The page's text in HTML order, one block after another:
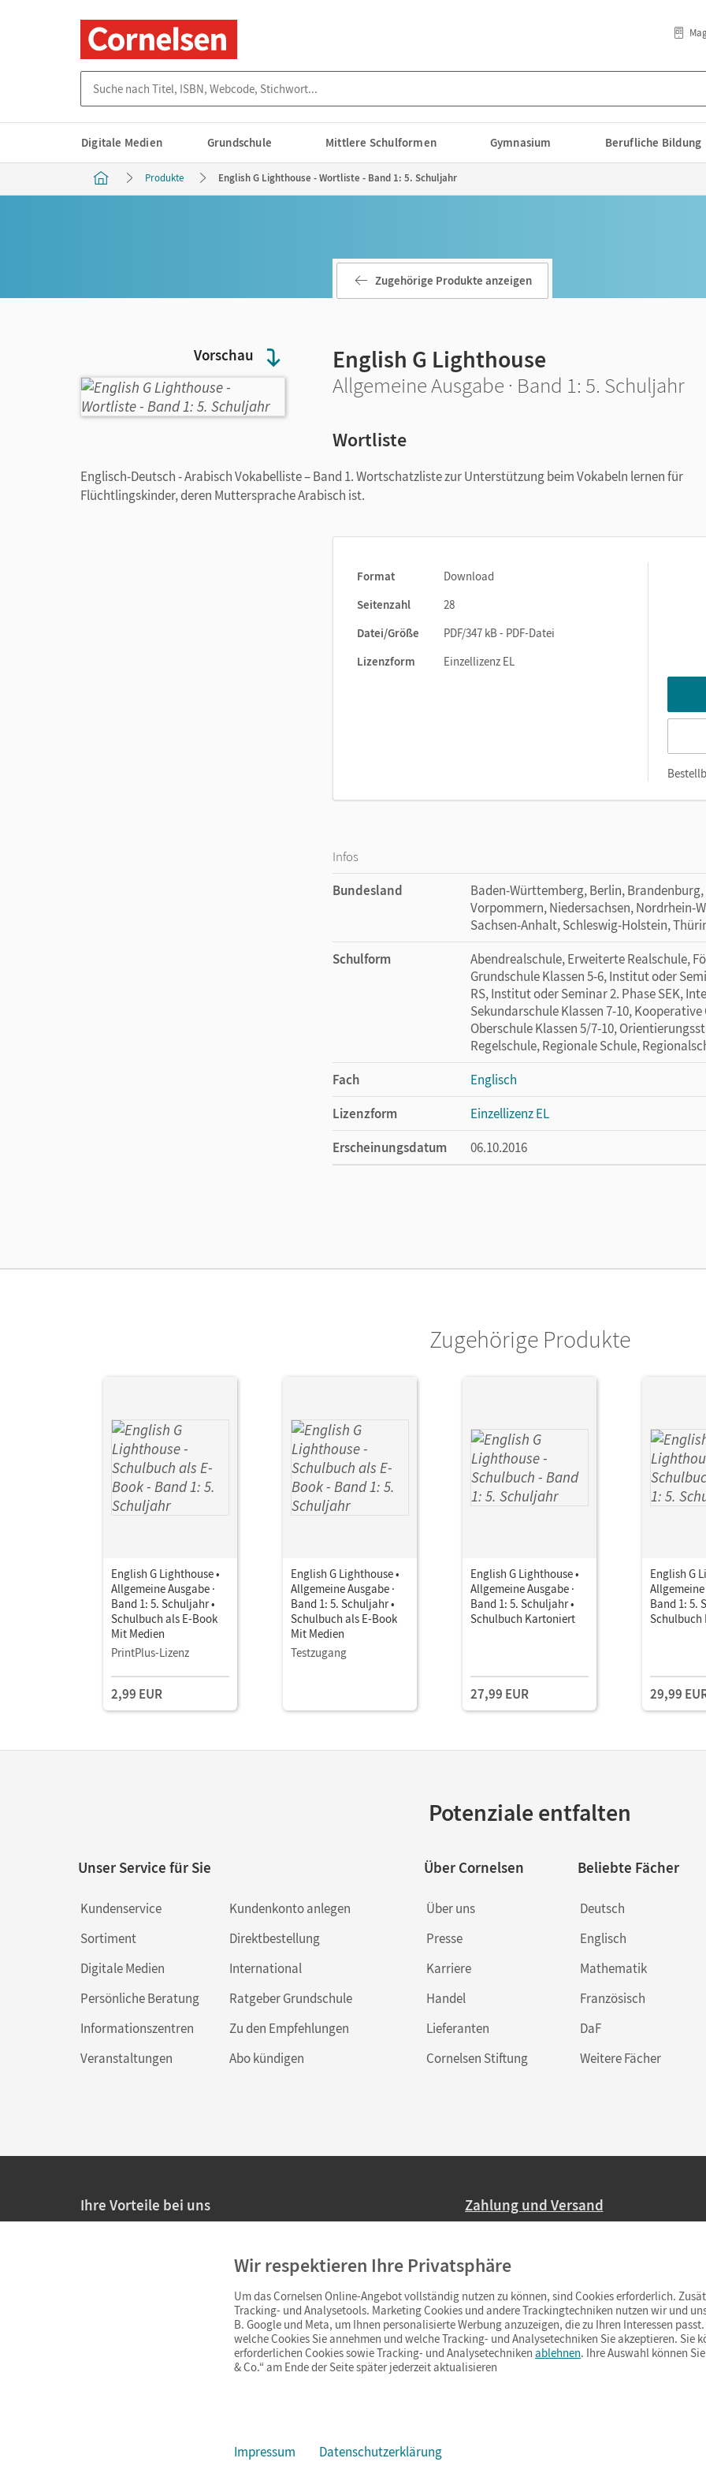
Digitale Medien Grundschule Mittlere Schulformen Gymnasium Berufliche Bildung
Produkte English G Lighthouse - Wortliste - Band 1: 5. Schuljahr
Vorschau
Zugehörige Produkte anzeigen
English G Lighthouse
Allgemeine Ausgabe · Band 1: 5. Schuljahr
Wortliste
Englisch-Deutsch - Arabisch Vokabelliste – Band 1. Wortschatzliste zur Unterstützung beim Vokabeln lernen für
Flüchtlingskinder, deren Muttersprache Arabisch ist.
Format
Download
Seitenzahl
28
Datei/Größe
PDF/347 kB - PDF-Datei
Lizenzform
Einzellizenz EL
Infos
Bundesland
Baden-Württemberg, Berlin,
Vorpommern, Niedersachsen, Nordrhein-
Sachsen-Anhalt, Schleswig-Holstein,
Schulform
Abendrealschule, Erweiterte Realschule,
Grundschule Klassen 5-6, Institut oder
RS, Institut oder Seminar 2. Phase SEK,
Sekundarschule Klassen 7-10,
Oberschule Klassen 5/7-10,
Regelschule, Regionale Schule,
Fach
Englisch
Lizenzform
Einzellizenz EL
Erscheinungsdatum
06.10.2016
Zugehörige Produkte
English G Lighthouse •
Allgemeine Ausgabe ·
Band 1: 5. Schuljahr •
Schulbuch als E-Book
Mit Medien
PrintPlus-Lizenz
2,99 EUR
English G Lighthouse •
Allgemeine Ausgabe ·
Band 1: 5. Schuljahr •
Schulbuch als E-Book
Mit Medien
Testzugang
English G Lighthouse •
Allgemeine Ausgabe ·
Band 1: 5. Schuljahr •
Schulbuch Kartoniert
27,99 EUR
English G
Allgemeine
Band 1: 5.
Schulbuch
29,99
Potenziale entfalten
Unser Service für Sie
Kundenservice
Sortiment
Digitale Medien
Persönliche Beratung
Informationszentren
Veranstaltungen
Kundenkonto anlegen
Direktbestellung
International
Ratgeber Grundschule
Zu den Empfehlungen
Abo kündigen
Über Cornelsen
Über uns
Presse
Karriere
Handel
Lieferanten
Cornelsen Stiftung
Beliebte Fächer
Deutsch
Englisch
Mathematik
Französisch
DaF
Weitere Fächer
Ihre Vorteile bei uns
Persönliche Angebote für Lehrkräfte
Sicheres Einkaufen mit SSL-Verschlüsselung
Widerrufsfristvon 4 Wochen
Schnelle und einfache Retourenabwicklung
Zahlung und Versand
Ab 59,– EUR Bestellwert liefern wir
(Lieferung in 3–6 Tagen).
Barrierefreiheit Cookies & Co.
Wir respektieren Ihre Privatsphäre
Um das Cornelsen Online-Angebot vollständig nutzen zu können, sind Cookies erforderlich.
Tracking- und Analysetools. Marketing Cookies und andere Trackingtechniken nutzen wir und
B. Google und Meta, um Ihnen personalisierte Werbung anzuzeigen, die zu Ihren Interessen
welche Cookies Sie annehmen und welche Tracking- und Analysetechniken Sie akzeptieren. Sie
erforderlichen Cookies sowie Tracking- und Analysetechniken ablehnen. Ihre Auswahl können
& Co.“ am Ende der Seite später jederzeit aktualisieren
Impressum Datenschutzerklärung